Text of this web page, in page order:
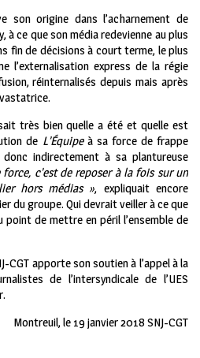
son origine dans l’acharnement de
à ce que son média redevienne au plus
fin de décisions à court terme, le plus
l’externalisation express de la régie
réinternalisés depuis mais après
très bien quelle a été et quelle est
de L’Équipe à sa force de frappe
indirectement à sa plantureuse
c’est de reposer à la fois sur un
hors médias », expliquait encore
du groupe. Qui devrait veiller à ce que
de mettre en péril l’ensemble de
CGT apporte son soutien à l’appel à la
de l’intersyndicale de l’UES
Montreuil, le 19 janvier 2018 SNJ-CGT